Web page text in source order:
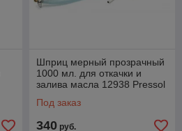
Шприц мерный прозрачный
1000 мл. для откачки и
залива масла 12938 Pressol
Под заказ
340 руб.